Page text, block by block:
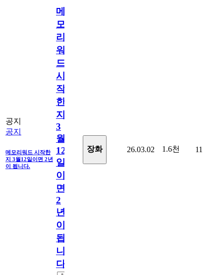
공지
공지
메모리워드 시작한
지 3월12일이면 2년
이 됩니다.
메
모
리
워
드
시
작
한
지
3
월
12
일
이
면
2
년
이
됩
니
다.
장화 26.03.02 1.6천 11